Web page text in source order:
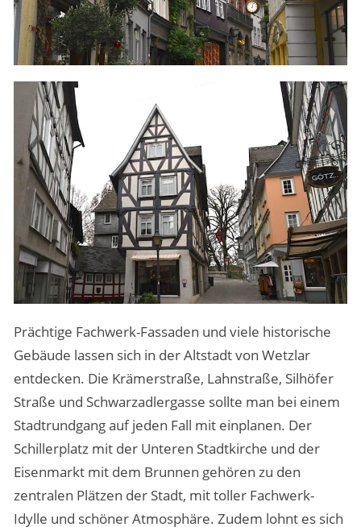
Prächtige Fachwerk-Fassaden und viele historische
Gebäude lassen sich in der Altstadt von Wetzlar
entdecken. Die Krämerstraße, Lahnstraße, Silhöfer
Straße und Schwarzadlergasse sollte man bei einem
Stadtrundgang auf jeden Fall mit einplanen. Der
Schillerplatz mit der Unteren Stadtkirche und der
Eisenmarkt mit dem Brunnen gehören zu den
zentralen Plätzen der Stadt, mit toller Fachwerk-
Idylle und schöner Atmosphäre. Zudem lohnt es sich